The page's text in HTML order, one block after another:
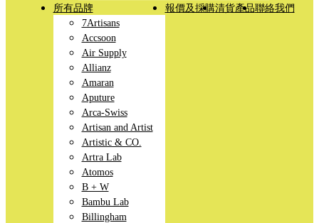
所有品牌
7Artisans
Accsoon
Air Supply
Allianz
Amaran
Aputure
Arca-Swiss
Artisan and Artist
Artistic & CO.
Artra Lab
Atomos
B + W
Bambu Lab
Billingham
報價及採購清貨產品聯絡我們